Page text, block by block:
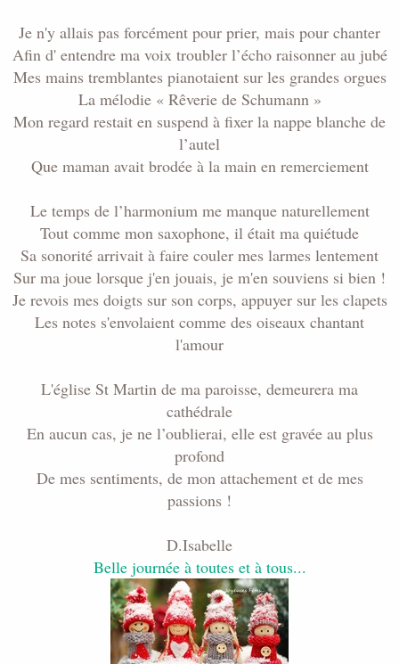
Je n'y allais pas forcément pour prier, mais pour chanter
Afin d' entendre ma voix troubler l’écho raisonner au jubé
Mes mains tremblantes pianotaient sur les grandes orgues
La mélodie « Rêverie de Schumann »
Mon regard restait en suspend à fixer la nappe blanche de
l’autel
Que maman avait brodée à la main en remerciement
Le temps de l’harmonium me manque naturellement
Tout comme mon saxophone, il était ma quiétude
Sa sonorité arrivait à faire couler mes larmes lentement
Sur ma joue lorsque j'en jouais, je m'en souviens si bien !
Je revois mes doigts sur son corps, appuyer sur les clapets
Les notes s'envolaient comme des oiseaux chantant
l'amour
L'église St Martin de ma paroisse, demeurera ma
cathédrale
En aucun cas, je ne l’oublierai, elle est gravée au plus
profond
De mes sentiments, de mon attachement et de mes
passions !
D.Isabelle
Belle journée à toutes et à tous...